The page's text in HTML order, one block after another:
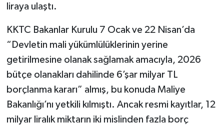
liraya ulaştı.
KKTC Bakanlar Kurulu 7 Ocak ve 22 Nisan’da
“Devletin mali yükümlülüklerinin yerine
getirilmesine olanak sağlamak amacıyla, 2026
bütçe olanakları dahilinde 6’şar milyar TL
borçlanma kararı” almış, bu konuda Maliye
Bakanlığı’nı yetkili kılmıştı. Ancak resmi kayıtlar, 12
milyar liralık miktarın iki mislinden fazla borç